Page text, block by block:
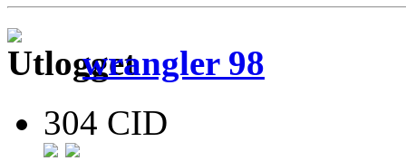
wrangler 98
304 CID